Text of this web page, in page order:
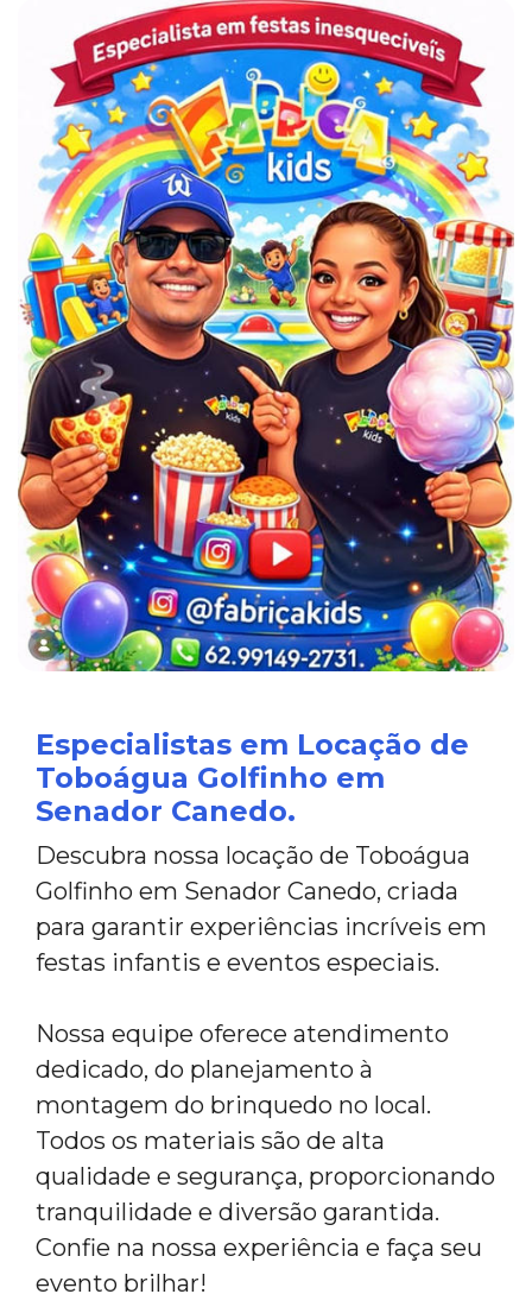
Especialistas em Locação de
Toboágua Golfinho em
Senador Canedo.
Descubra nossa locação de Toboágua
Golfinho em Senador Canedo, criada
para garantir experiências incríveis em
festas infantis e eventos especiais.
Nossa equipe oferece atendimento
dedicado, do planejamento à
montagem do brinquedo no local.
Todos os materiais são de alta
qualidade e segurança, proporcionando
tranquilidade e diversão garantida.
Confie na nossa experiência e faça seu
evento brilhar!